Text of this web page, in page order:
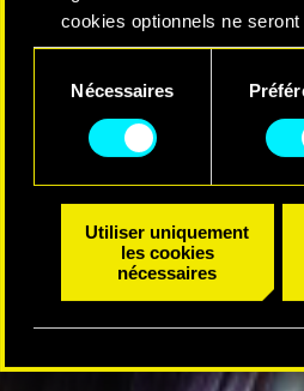
cookies optionnels ne
Vous pouvez consulter
modifier vos préférences
consentement
Nécessaires
Utiliser uniquement
les cookies
nécessaires
REGARDER LA BANDE-